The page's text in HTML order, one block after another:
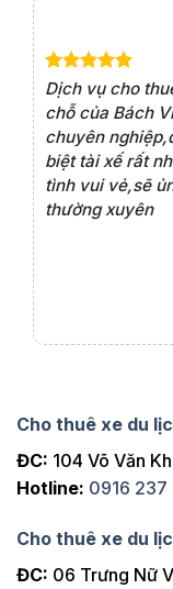
Dịch vụ cho
chỗ của Bách
chuyên
biệt tài xế rất
tình vui vẻ,sẽ
thường xuyên
Cho thuê xe du
ĐC: 104 Võ Văn
Hotline: 0916
Cho thuê xe du
ĐC: 06 Trưng Nữ